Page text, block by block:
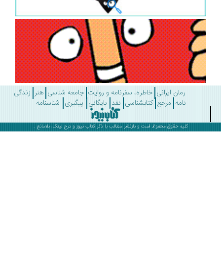
رمان ایرانی خاطره، سفرنامه و روایت جامعه شناسی هنر زندگی
مرجع کتابشناسی نقد بایگانی پیگیری شناسنامه
کلیه حقوق محفوظ است و بازنشر مطالب با ذکرکتاب نیوز و درج لینک، بلامانع .